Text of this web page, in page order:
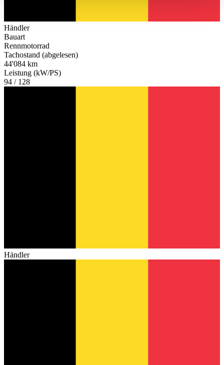
Händler
Bauart
Rennmotorrad
Tachostand (abgelesen)
44'084 km
Leistung (kW/PS)
94 / 128
Händler